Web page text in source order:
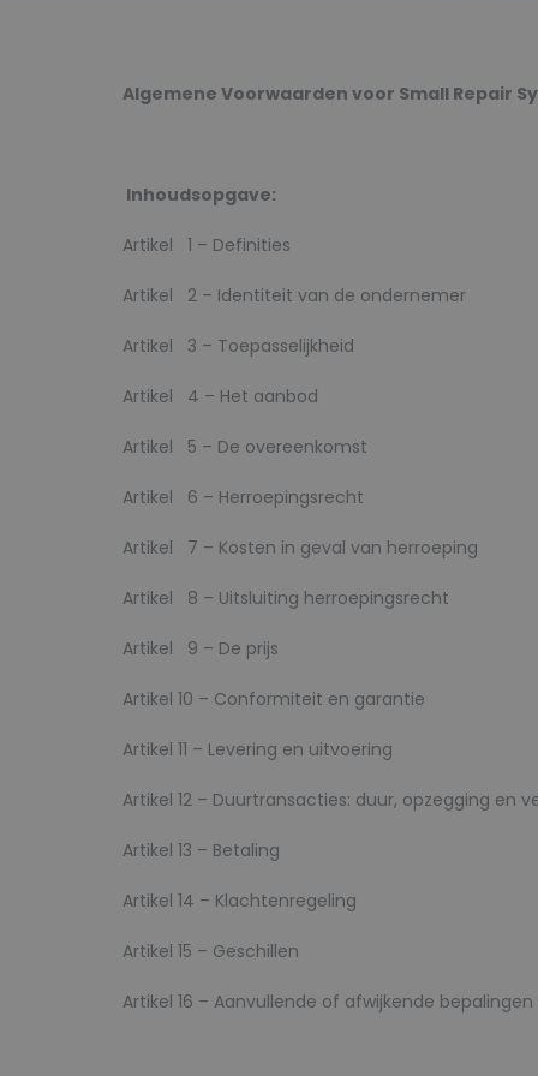
Algemene Voorwaarden voor Small Repair
Inhoudsopgave:
Artikel 1 – Definities
Artikel 2 – Identiteit van de ondernemer
Artikel 3 – Toepasselijkheid
Artikel 4 – Het aanbod
Artikel 5 – De overeenkomst
Artikel 6 – Herroepingsrecht
Artikel 7 – Kosten in geval van herroeping
Artikel 8 – Uitsluiting herroepingsrecht
Artikel 9 – De prijs
Artikel 10 – Conformiteit en garantie
Artikel 11 – Levering en uitvoering
Artikel 12 – Duurtransacties: duur, opzegging en
Artikel 13 – Betaling
Artikel 14 – Klachtenregeling
Artikel 15 – Geschillen
Artikel 16 – Aanvullende of afwijkende bepalingen